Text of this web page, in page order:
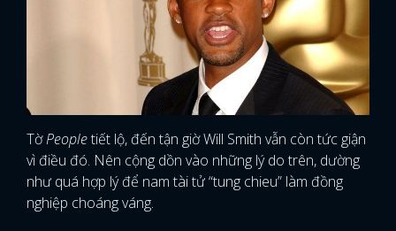
TờPeopletiết lộ, đến tận giờ Will Smith vẫn còn tức giận
vì điều đó. Nên cộng dồn vào những lý do trên, dường
như quá hợp lý để nam tài tử “tung chieu” làm đồng
nghiệp choáng váng.